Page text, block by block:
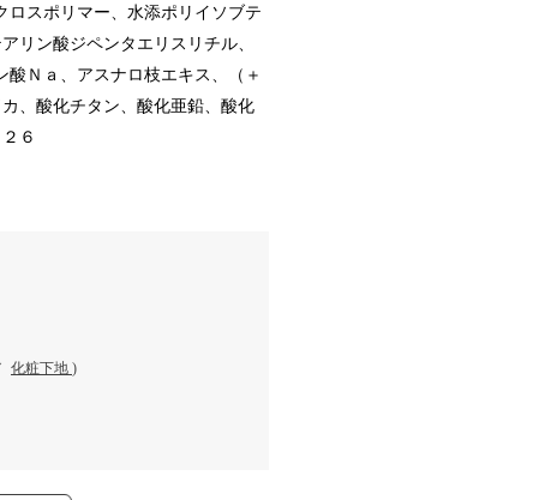
ロスポリマー、水添ポリイソブテ
リン酸ジペンタエリスリチル、
Ｎａ、アスナロ枝エキス、（＋
、酸化チタン、酸化亜鉛、酸化
６
化粧下地 )